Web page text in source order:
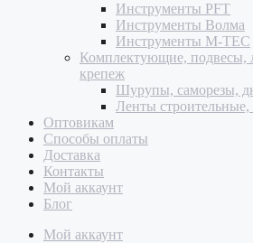
Инструменты PFT
Инструменты Волма
Инструменты M-TEC
Комплектующие, подвесы,
крепеж
Шурупы, саморезы,
Ленты
Оптовикам
Способы оплаты
Доставка
Контакты
Мой аккаунт
Блог
Мой аккаунт